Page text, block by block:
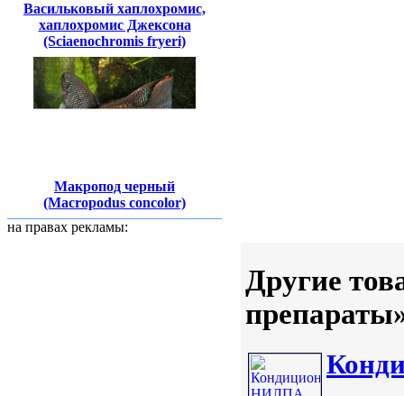
Васильковый хаплохромис,
хаплохромис Джексона
(Sciaenochromis fryeri)
Макропод черный
(Macropodus concolor)
на правах рекламы:
Другие